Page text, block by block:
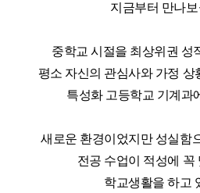
지금부터 만나
중학교 시절을 최상위권 성
평소 자신의 관심사와 가정 상
특성화 고등학교 기계과
새로운 환경이었지만 성실함
전공 수업이 적성에 꼭
학교생활을 하고